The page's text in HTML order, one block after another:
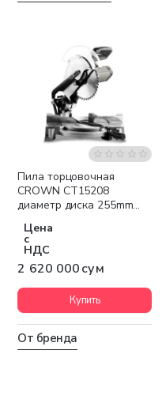
Бесплатная доставка
Пила торцовочная
CROWN CT15208
диаметр диска 255mm
Цена
с
НДС
2 620 000 сум
Купить
От бренда